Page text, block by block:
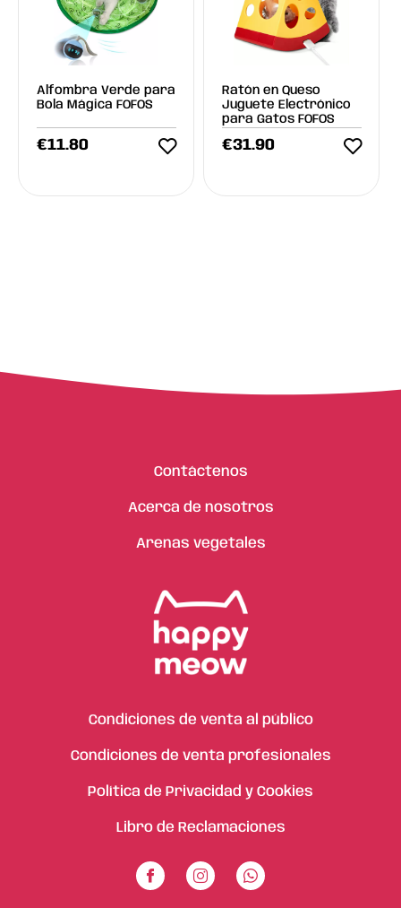
Alfombra Verde para
Bola Mágica FOFOS
€11.80
Ratón en Queso
Juguete Electrónico
para Gatos FOFOS
€31.90
Contáctenos
Acerca de nosotros
Arenas vegetales
Condiciones de venta al público
Condiciones de venta profesionales
Política de Privacidad y Cookies
Libro de Reclamaciones